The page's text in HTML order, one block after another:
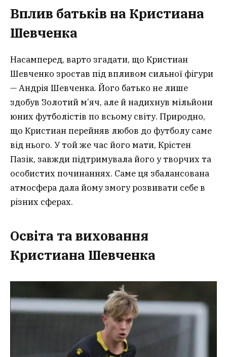
Вплив батьків на Кристиана
Шевченка
Насамперед, варто згадати, що Кристиан
Шевченко зростав під впливом сильної фігури
— Андрія Шевченка. Його батько не лише
здобув Золотий м’яч, але й надихнув мільйони
юних футболістів по всьому світу. Природно,
що Кристиан перейняв любов до футболу саме
від нього. У той же час його мати, Крістен
Пазік, завжди підтримувала його у творчих та
особистих починаннях. Саме ця збалансована
атмосфера дала йому змогу розвивати себе в
різних сферах.
Освіта та виховання
Кристиана Шевченка